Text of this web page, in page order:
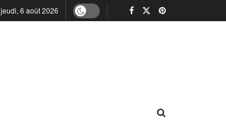
jeudi, 6 août 2026